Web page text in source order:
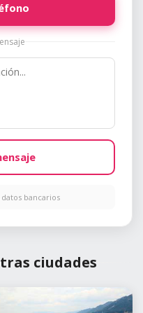
bancarios
ciudades